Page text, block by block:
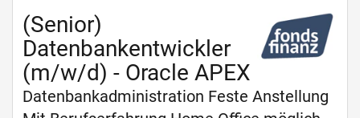
(Senior)
Datenbankentwickler
(m/w/d) - Oracle APEX
Datenbankadministration Feste Anstellung